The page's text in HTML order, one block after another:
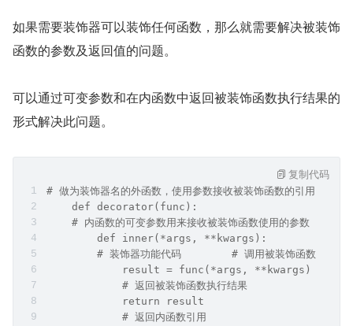
如果需要装饰器可以装饰任何函数，那么就需要解决被装饰
函数的参数及返回值的问题。
可以通过可变参数和在内函数中返回被装饰函数执行结果的
形式解决此问题。
# 做为装饰器名的外函数，使用参数接收被装饰函数的引用
    def decorator(func):
    # 内函数的可变参数用来接收被装饰函数使用的参数
        def inner(*args, **kwargs):
# 装饰器功能代码        # 调用被装饰函数，
result = func(*args,
            # 返回被装饰函数执行结果
            return result
            # 返回内函数引用
复制代码